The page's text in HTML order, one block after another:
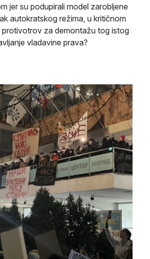
jer su podupirali model zarobljene
autokratskog režima, u kritičnom
za demontažu tog istog
vladavine prava?